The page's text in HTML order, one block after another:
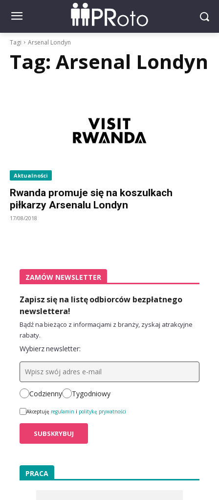
Tagi Arsenal Londyn
Tag: Arsenal Londyn
Aktualności
Rwanda promuje się na koszulkach
piłkarzy Arsenalu Londyn
17/08/2018
ZAMÓW NEWSLETTER
Zapisz się na listę odbiorców bezpłatnego
newslettera!
Bądź na bieżąco z informacjami z branży, zyskaj atrakcyjne
rabaty.
Wybierz newsletter:
Codzienny Tygodniowy
Akceptuję regulamin i politykę prywatności
PRACA